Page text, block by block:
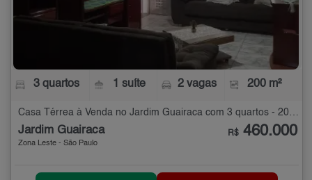
3 quartos 1 suíte 2 vagas 200 m²
Casa Térrea à Venda no Jardim Guairaca com 3 quartos - 200 m²
Jardim Guairaca
Zona Leste - São Paulo
R$ 460.000